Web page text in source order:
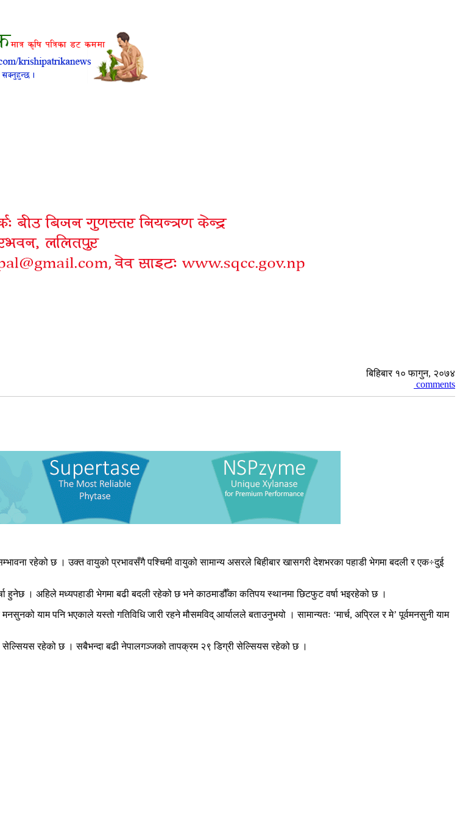
बिहिबार १० फागुन, २०७४
comments
रहेको छ । उक्त वायुको प्रभावसँगै पश्चिमी वायुको सामान्य असरले बिहीबार खासगरी देशभरका पहाडी भेगमा बदली र एक÷दुई
हुनेछ । अहिले मध्यपहाडी भेगमा बढी बदली रहेको छ भने काठमाडौँका कतिपय स्थानमा छिटफुट वर्षा भइरहेको छ ।
याम पनि भएकाले यस्तो गतिविधि जारी रहने मौसमविद् आर्यालले बताउनुभयो । सामान्यतः ‘मार्च, अप्रिल र मे’ पूर्वमनसुनी याम
सेल्सियस रहेको छ । सबैभन्दा बढी नेपालगञ्जको तापक्रम २९ डिग्री सेल्सियस रहेको छ ।